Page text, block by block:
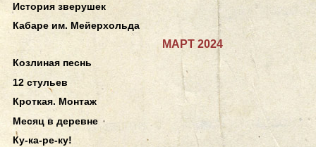
История зверушек
Кабаре им. Мейерхольда
МАРТ 2024
Козлиная песнь
12 стульев
Кроткая. Монтаж
Месяц в деревне
Ку-ка-ре-ку!